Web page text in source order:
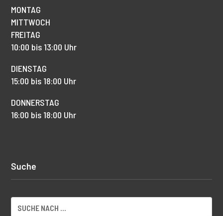
MONTAG
MITTWOCH
FREITAG
10:00 bis 13:00 Uhr
DIENSTAG
15:00 bis 18:00 Uhr
DONNERSTAG
16:00 bis 18:00 Uhr
Suche